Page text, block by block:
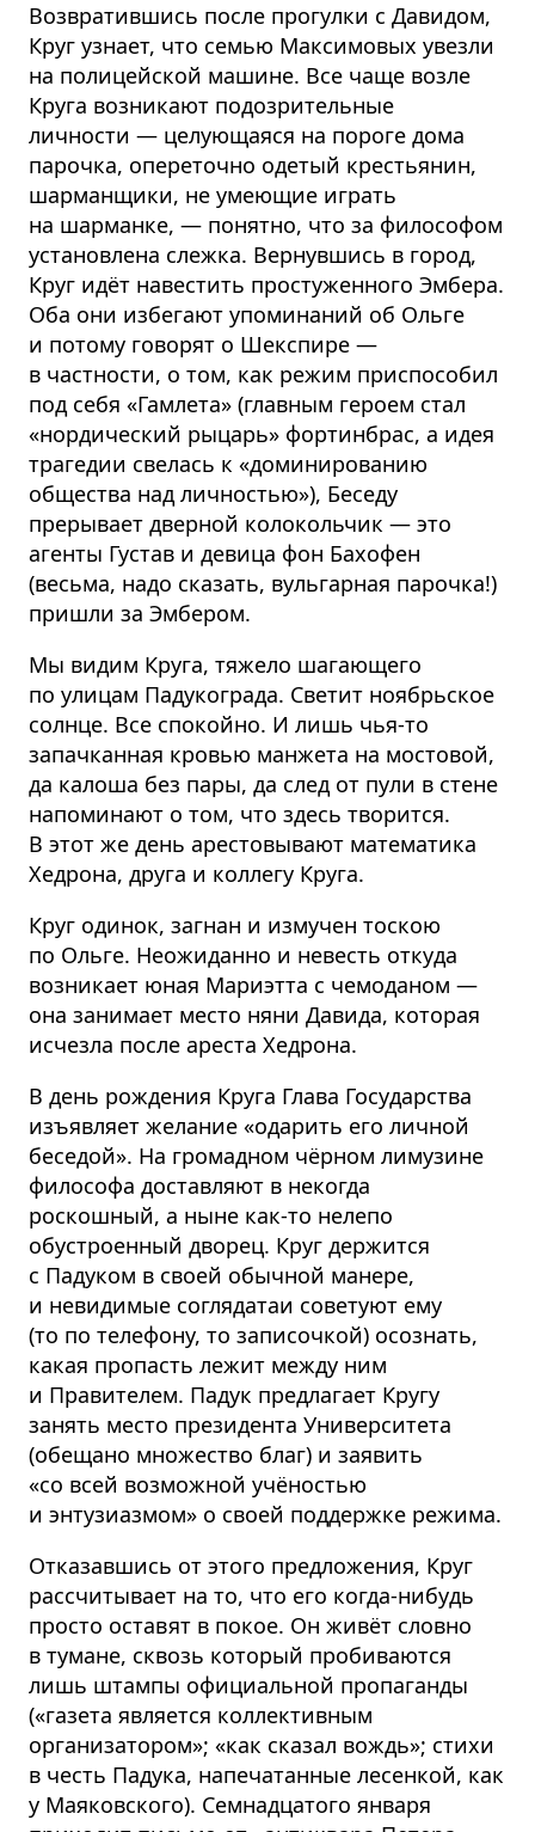
Возвратившись после прогулки с Давидом,
Круг узнает, что семью Максимовых увезли
на полицейской машине. Все чаще возле
Круга возникают подозрительные
личности — целующаяся на пороге дома
парочка, опереточно одетый крестьянин,
шарманщики, не умеющие играть
на шарманке, — понятно, что за философом
установлена слежка. Вернувшись в город,
Круг идёт навестить простуженного Эмбера.
Оба они избегают упоминаний об Ольге
и потому говорят о Шекспире —
в частности, о том, как режим приспособил
под себя «Гамлета» (главным героем стал
«нордический рыцарь» фортинбрас, а идея
трагедии свелась к «доминированию
общества над личностью»), Беседу
прерывает дверной колокольчик — это
агенты Густав и девица фон Бахофен
(весьма, надо сказать, вульгарная парочка!)
пришли за Эмбером.
Мы видим Круга, тяжело шагающего
по улицам Падукограда. Светит ноябрьское
солнце. Все спокойно. И лишь чья-то
запачканная кровью манжета на мостовой,
да калоша без пары, да след от пули в стене
напоминают о том, что здесь творится.
В этот же день арестовывают математика
Хедрона, друга и коллегу Круга.
Круг одинок, загнан и измучен тоскою
по Ольге. Неожиданно и невесть откуда
возникает юная Мариэтта с чемоданом —
она занимает место няни Давида, которая
исчезла после ареста Хедрона.
В день рождения Круга Глава Государства
изъявляет желание «одарить его личной
беседой». На громадном чёрном лимузине
философа доставляют в некогда
роскошный, а ныне как-то нелепо
обустроенный дворец. Круг держится
с Падуком в своей обычной манере,
и невидимые соглядатаи советуют ему
(то по телефону, то записочкой) осознать,
какая пропасть лежит между ним
и Правителем. Падук предлагает Кругу
занять место президента Университета
(обещано множество благ) и заявить
«со всей возможной учёностью
и энтузиазмом» о своей поддержке режима.
Отказавшись от этого предложения, Круг
рассчитывает на то, что его когда-нибудь
просто оставят в покое. Он живёт словно
в тумане, сквозь который пробиваются
лишь штампы официальной пропаганды
(«газета является коллективным
организатором»; «как сказал вождь»; стихи
в честь Падука, напечатанные лесенкой, как
у Маяковского). Семнадцатого января